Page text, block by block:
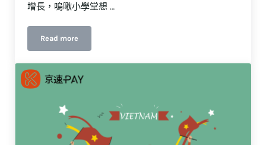
增長，嗚啾小學堂想 …
Read more嗚啾小學堂 – 如何匯款到越南